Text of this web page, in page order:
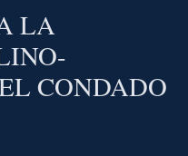
LA
CONDADO